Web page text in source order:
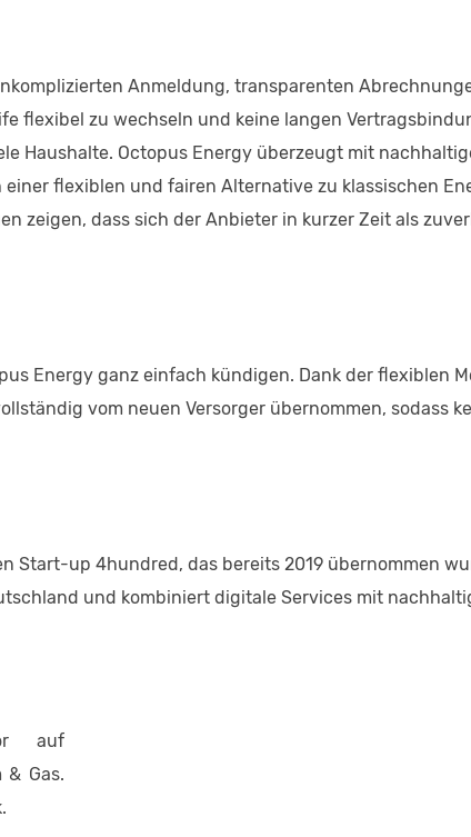
Anmeldung, transparenten
flexibel zu wechseln und keine langen
Haushalte. Octopus Energy überzeugt mit
flexiblen und fairen Alternative zu klassischen
zeigen, dass sich der Anbieter in kurzer Zeit als
Energy ganz einfach kündigen. Dank der flexiblen
vom neuen Versorger übernommen, sodass
Start-up 4hundred, das bereits 2019 übernommen
und kombiniert digitale Services mit
auf
& Gas.